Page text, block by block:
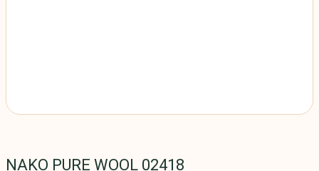
NAKO PURE WOOL 02418